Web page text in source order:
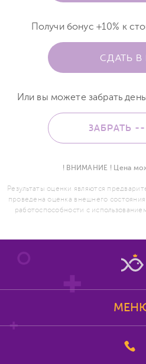
Получи бонус +10% к
СДАТЬ В
Или вы можете забрать
ЗАБРАТЬ
! ВНИМАНИЕ ! Цена
Результаты оценки являются
проведена оценка внешнего
работоспособности с